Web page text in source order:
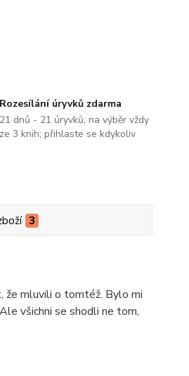
Rozesílání úryvků zdarma
21 dnů - 21 úryvků; na výběr vždy
ze 3 knih; přihlaste se kdykoliv
3
že mluvili o tomtéž. Bylo mi
všichni se shodli ne tom,